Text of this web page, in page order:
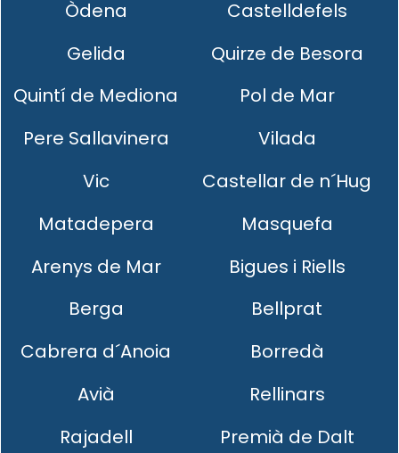
Òdena
Castelldefels
Gelida
Quirze de Besora
Quintí de Mediona
Pol de Mar
Pere Sallavinera
Vilada
Vic
Castellar de n´Hug
Matadepera
Masquefa
Arenys de Mar
Bigues i Riells
Berga
Bellprat
Cabrera d´Anoia
Borredà
Avià
Rellinars
Rajadell
Premià de Dalt